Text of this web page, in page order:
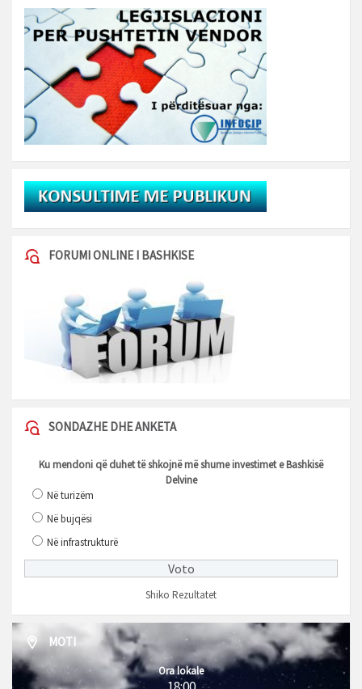
FORUMI ONLINE I BASHKISE
SONDAZHE DHE ANKETA
Ku mendoni që duhet të shkojnë më shume investimet e Bashkisë
Delvine
Në turizëm
Në bujqësi
Në infrastrukturë
Shiko Rezultatet
MOTI
Ora lokale